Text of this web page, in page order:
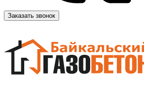
Заказать звонок